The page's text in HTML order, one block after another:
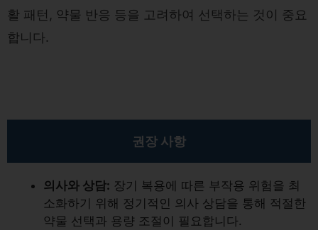
활 패턴, 약물 반응 등을 고려하여 선택하는 것이 중요
합니다.
권장 사항
의사와 상담: 장기 복용에 따른 부작용 위험을 최
소화하기 위해 정기적인 의사 상담을 통해 적절한
약물 선택과 용량 조절이 필요합니다.